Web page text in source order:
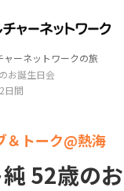
ャーネットワークの旅
お誕生日会
日間
トーク@熱海
52歳の